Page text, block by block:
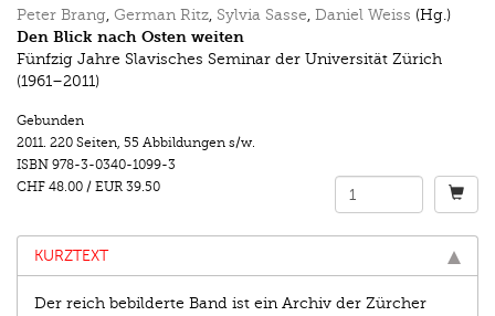
Peter Brang, German Ritz, Sylvia Sasse, Daniel Weiss (Hg.)
Den Blick nach Osten weiten
Fünfzig Jahre Slavisches Seminar der Universität Zürich
(1961–2011)
Gebunden
2011. 220 Seiten, 55 Abbildungen s/w.
ISBN 978-3-0340-1099-3
CHF 48.00 / EUR 39.50
KURZTEXT
Der reich bebilderte Band ist ein Archiv der Zürcher